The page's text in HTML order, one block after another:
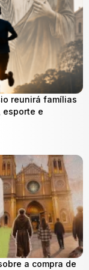
reunirá famílias
esporte e
a compra de